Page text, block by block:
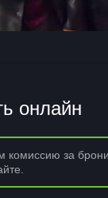
онлайн
за